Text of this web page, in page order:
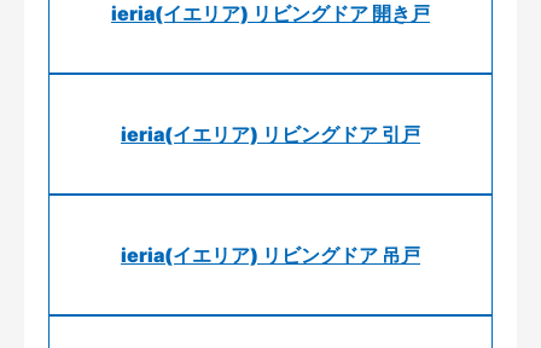
ieria(イエリア) リビングドア 開き戸
ieria(イエリア) リビングドア 引戸
ieria(イエリア) リビングドア 吊戸